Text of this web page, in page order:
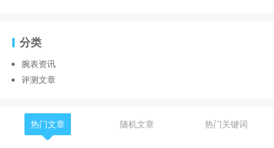
分类
腕表资讯
评测文章
热门文章 随机文章 热门关键词